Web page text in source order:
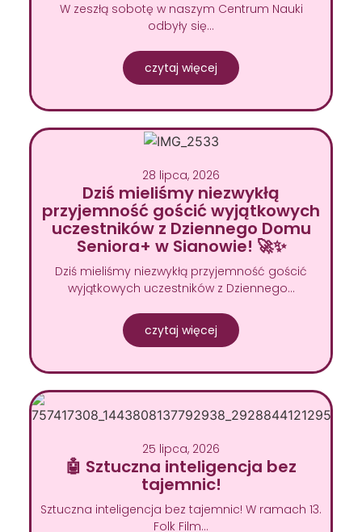
W zeszłą sobotę w naszym Centrum Nauki
odbyły się…
czytaj więcej
28 lipca, 2026
Dziś mieliśmy niezwykłą
przyjemność gościć wyjątkowych
uczestników z Dziennego Domu
Seniora+ w Sianowie! 🚀✨
Dziś mieliśmy niezwykłą przyjemność gościć
wyjątkowych uczestników z Dziennego…
czytaj więcej
25 lipca, 2026
🤖 Sztuczna inteligencja bez
tajemnic!
Sztuczna inteligencja bez tajemnic! W ramach 13.
Folk Film…